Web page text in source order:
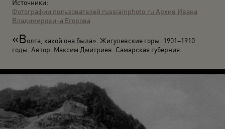
Источники:
Фотографии пользователей russiainphoto.ru Архив Ивана
Владимировича Егорова
«Волга, какой она была». Жигулевские горы. 1901–1910
годы. Автор: Максим Дмитриев. Самарская губерния.